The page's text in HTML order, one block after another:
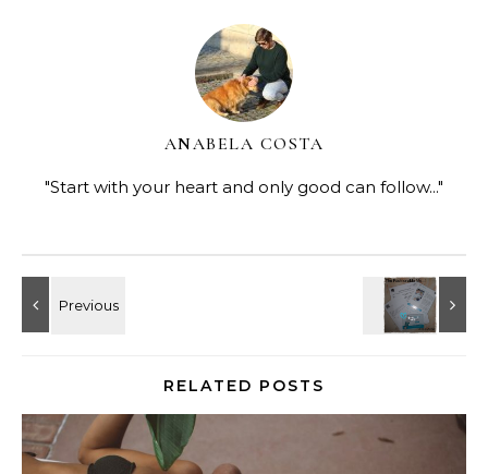
ANABELA COSTA
"Start with your heart and only good can follow..."
RELATED POSTS